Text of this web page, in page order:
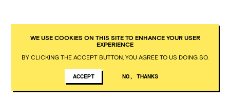
WE USE COOKIES ON THIS SITE TO ENHANCE YOUR USER
EXPERIENCE
BY CLICKING THE ACCEPT BUTTON, YOU AGREE TO US DOING SO.
ACCEPT NO, THANKS